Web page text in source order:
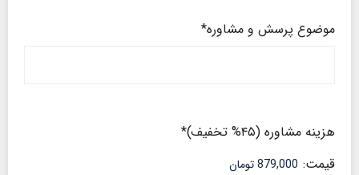
موضوع پرسش و مشاوره*
هزینه مشاوره (۴۵% تخفیف)
*
قیمت: